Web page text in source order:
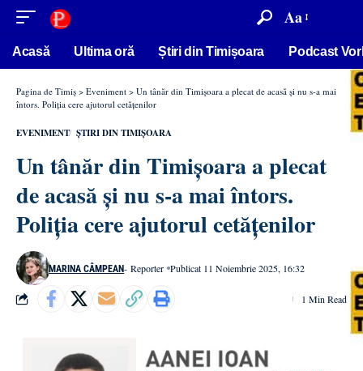
conținut Aa
Acasă Ultima oră Știri din Timișoara Podcast
Pagina de Timiș > Eveniment > Un tânăr din Timișoara a plecat de acasă și nu s-a mai
întors. Poliția cere ajutorul cetățenilor
EVENIMENT ȘTIRI DIN TIMIȘOARA
Un tânăr din Timișoara a plecat
de acasă și nu s-a mai întors.
Poliția cere ajutorul cetățenilor
MARINA CÂMPEAN- Reporter Publicat 11 Noiembrie 2025, 16:32
1 Min Read